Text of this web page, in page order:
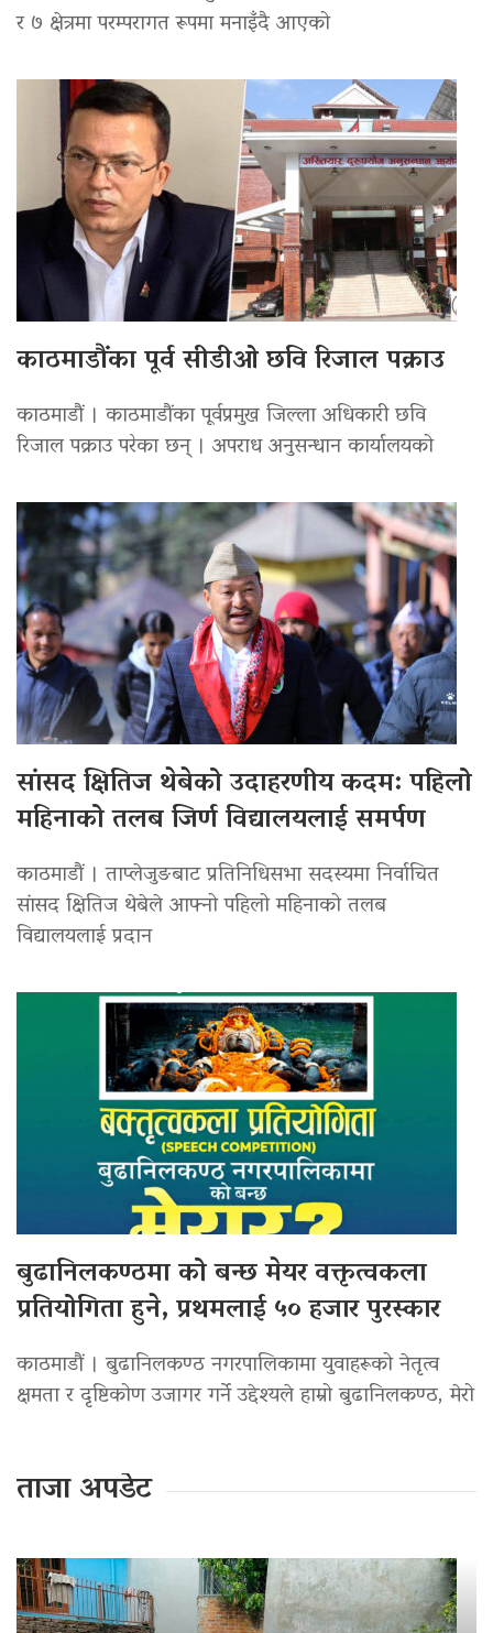
र ७ क्षेत्रमा परम्परागत रूपमा मनाइँदै आएको
काठमाडौंका पूर्व सीडीओ छवि रिजाल पक्राउ
काठमाडौं । काठमाडौंका पूर्वप्रमुख जिल्ला अधिकारी छवि
रिजाल पक्राउ परेका छन् । अपराध अनुसन्धान कार्यालयको
सांसद क्षितिज थेबेको उदाहरणीय कदम: पहिलो
महिनाको तलब जिर्ण विद्यालयलाई समर्पण
काठमाडौं । ताप्लेजुङबाट प्रतिनिधिसभा सदस्यमा निर्वाचित
सांसद क्षितिज थेबेले आफ्नो पहिलो महिनाको तलब
विद्यालयलाई प्रदान
बुढानिलकण्ठमा को बन्छ मेयर वक्तृत्वकला
प्रतियोगिता हुने, प्रथमलाई ५० हजार पुरस्कार
काठमाडौं । बुढानिलकण्ठ नगरपालिकामा युवाहरूको नेतृत्व
क्षमता र दृष्टिकोण उजागर गर्ने उद्देश्यले हाम्रो बुढानिलकण्ठ, मेरो
ताजा अपडेट